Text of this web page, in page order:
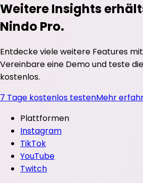
Weitere Insights
Nindo Pro.
Entdecke viele weitere Features mit
Vereinbare eine Demo und teste
kostenlos.
7 Tage kostenlos testenMehr
Plattformen
Instagram
TikTok
YouTube
Twitch